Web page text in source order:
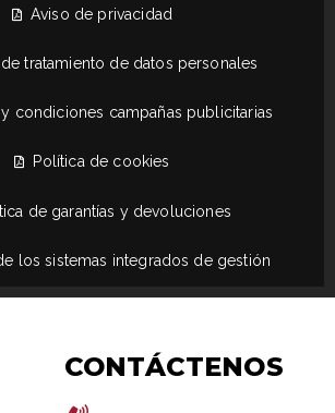
Aviso de privacidad
de tratamiento de datos personales
condiciones campañas publicitarias
Política de cookies
de garantías y devoluciones
los sistemas integrados de gestión
CONTÁCTENOS